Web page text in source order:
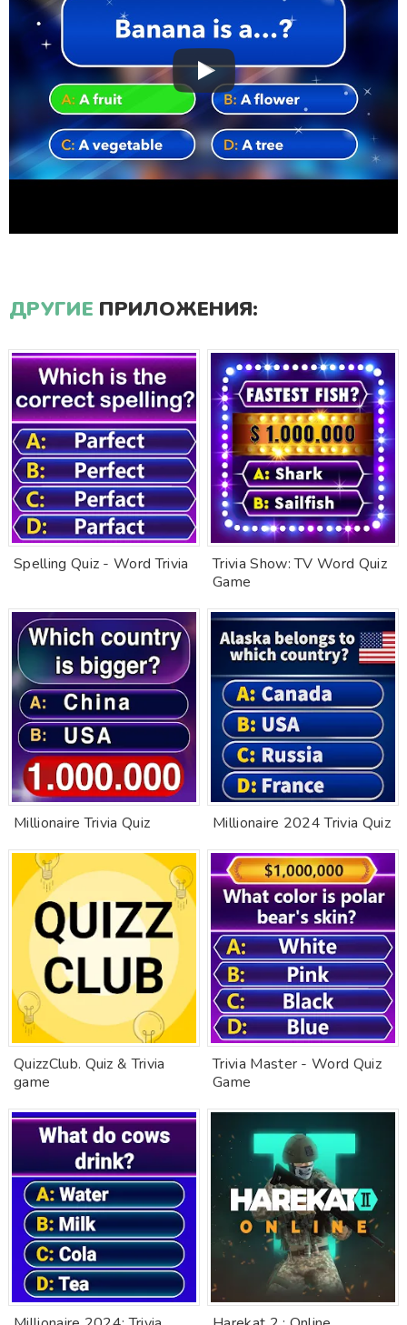
ДРУГИЕ ПРИЛОЖЕНИЯ:
Spelling Quiz - Word Trivia
Trivia Show: TV Word Quiz
Game
Millionaire Trivia Quiz Millionaire 2024 Trivia Quiz
QuizzClub. Quiz & Trivia
game
Trivia Master - Word Quiz
Game